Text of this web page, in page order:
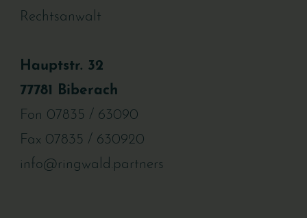
Rechtsanwalt
Hauptstr. 32
77781 Biberach
Fon 07835 / 63090
Fax 07835 / 630920
info@ringwald.partners